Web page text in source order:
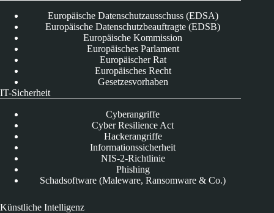
Europäische Datenschutzausschuss (EDSA)
Europäische Datenschutzbeauftragte (EDSB)
Europäische Kommission
Europäisches Parlament
Europäischer Rat
Europäisches Recht
Gesetzesvorhaben
IT-Sicherheit
Cyberangriffe
Cyber Resilience Act
Hackerangriffe
Informationssicherheit
NIS-2-Richtlinie
Phishing
Schadsoftware (Maleware, Ransomware & Co.)
Künstliche Intelligenz